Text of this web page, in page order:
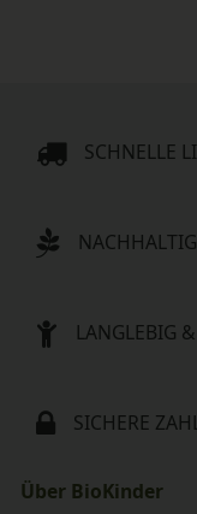
SCHNELLE
LANGLEBIG
SICHERE
Über BioKinder